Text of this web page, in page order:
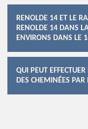
RENOLDE 14 ET LE
RENOLDE 14 DANS
ENVIRONS DANS LE
QUI PEUT
DES CHEMINÉES PAR